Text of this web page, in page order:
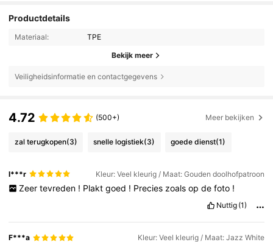
Productdetails
Materiaal: TPE
Bekijk meer
Veiligheidsinformatie en contactgegevens
4.72 (500+) Meer bekijken
zal terugkopen(3) snelle logistiek(3) goede dienst(1)
l***r Kleur: Veel kleurig / Maat: Gouden doolhofpatroon
Zeer tevreden ! Plakt goed ! Precies zoals op de foto !
Nuttig (1)
F***a Kleur: Veel kleurig / Maat: Jazz White